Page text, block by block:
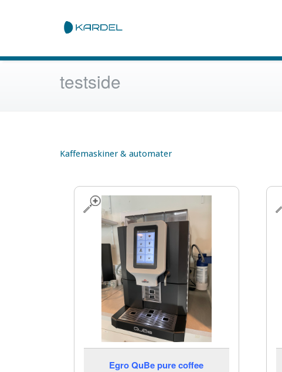
testside
Kaffemaskiner & automater
Egro QuBe pure coffee